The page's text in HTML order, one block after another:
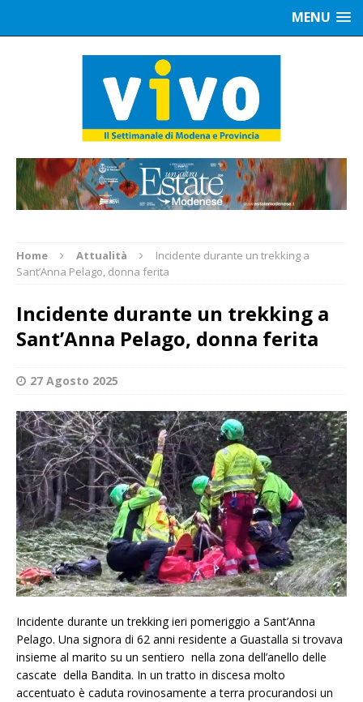
MENU
Home Attualità
Incidente durante un trekking a
Sant’Anna Pelago, donna ferita
Incidente durante un trekking a
Sant’Anna Pelago, donna ferita
27 Agosto 2025
Incidente durante un trekking ieri pomeriggio a Sant’Anna
Pelago. Una signora di 62 anni residente a Guastalla si trovava
insieme al marito su un sentiero nella zona dell’anello delle
cascate della Bandita. In un tratto in discesa molto
accentuato è caduta rovinosamente a terra procurandosi un